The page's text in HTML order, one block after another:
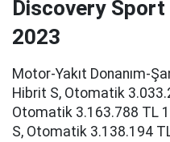
Discovery Sport
2023
Motor-Yakıt Donanım-
Hibrit S, Otomatik
Otomatik 3.163.788 TL
S, Otomatik 3.138.194